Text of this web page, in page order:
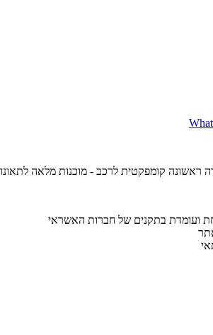
ראשונה קומפקטית לרכב - מוכנות מלאה
ועומדת בתקנים של חברות האשראי